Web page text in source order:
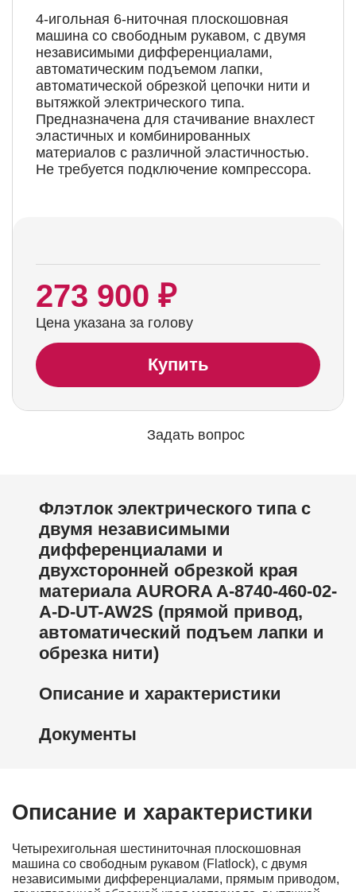
4-игольная 6-ниточная плоскошовная
машина со свободным рукавом, с двумя
независимыми дифференциалами,
автоматическим подъемом лапки,
автоматической обрезкой цепочки нити и
вытяжкой электрического типа.
Предназначена для стачивание внахлест
эластичных и комбинированных
материалов с различной эластичностью.
Не требуется подключение компрессора.
273 900 ₽
Цена указана за голову
Купить
Задать вопрос
Флэтлок электрического типа с
двумя независимыми
дифференциалами и
двухсторонней обрезкой края
материала AURORA A-8740-460-02-
А-D-UT-AW2S (прямой привод,
автоматический подъем лапки и
обрезка нити)
Описание и характеристики
Документы
Описание и характеристики
Четырехигольная шестиниточная плоскошовная
машина со свободным рукавом (Flatlock), с двумя
независимыми дифференциалами, прямым приводом,